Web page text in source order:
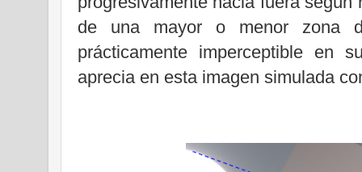
de una mayor o menor zona
prácticamente imperceptible en
aprecia en esta imagen simulada